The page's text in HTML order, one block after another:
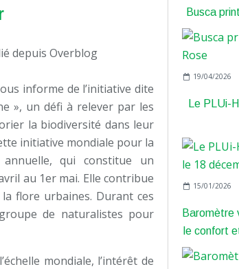
depuis Overblog
informe de l’initiative dite
», un défi à relever par les
la biodiversité dans leur
initiative mondiale pour la
qui constitue un
au 1er mai. Elle contribue
flore urbaines. Durant ces
de naturalistes pour
mondiale, l’intérêt de
Busca
19/04/2026
Le PLUi-
15/01/2026
Baromètre
le confort